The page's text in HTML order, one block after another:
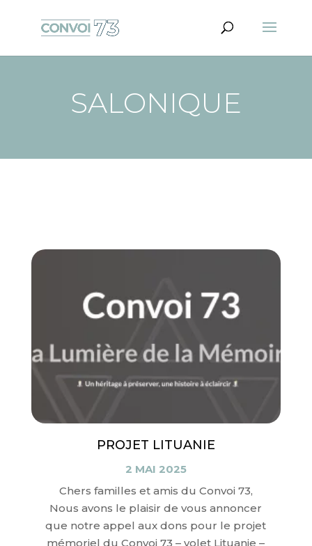
SALONIQUE
PROJET LITUANIE
2 MAI 2025
Chers familles et amis du Convoi 73,
Nous avons le plaisir de vous annoncer
que notre appel aux dons pour le projet
mémoriel du Convoi 73 – volet Lituanie –